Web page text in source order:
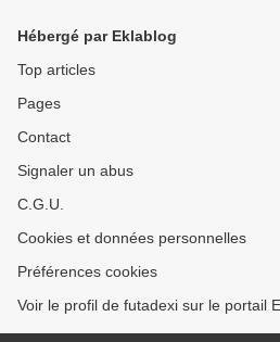
Guillaume Doucet, Daniel
Hébergé par Eklablog
Top articles
Pages
Contact
Signaler un abus
C.G.U.
Cookies et données personnelles
Préférences cookies
Voir le profil de futadexi sur le portail